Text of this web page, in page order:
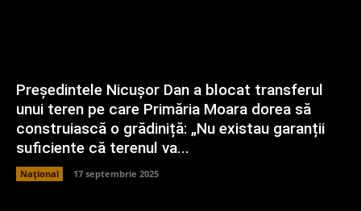
Președintele Nicușor Dan a blocat transferul
unui teren pe care Primăria Moara dorea să
construiască o grădiniță: „Nu existau garanții
suficiente că terenul va...
Național 17 septembrie 2025